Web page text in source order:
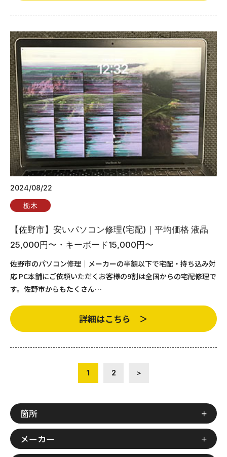
2024/08/22
栃木
【佐野市】安いパソコン修理(宅配)｜平均価格 液晶
25,000円〜・キーボード15,000円〜
佐野市のパソコン修理｜メーカーの半額以下で宅配・持ち込み対
応 PC本舗にご依頼いただくお客様の9割は全国からの宅配修理で
す。佐野市からもたくさん…
詳細はこちら ＞
1 2 ＞
箇所
メーカー